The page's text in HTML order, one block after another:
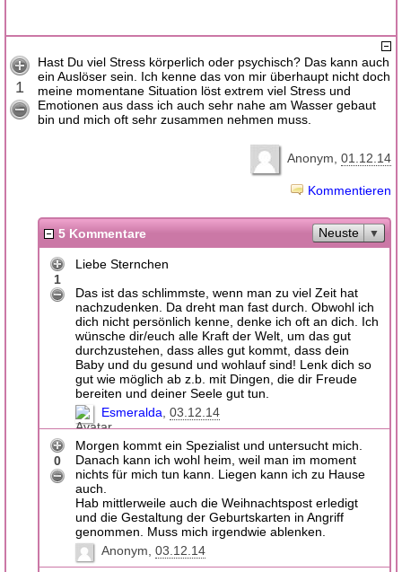
1
Hast Du viel Stress körperlich oder psychisch? Das kann auch
ein Auslöser sein. Ich kenne das von mir überhaupt nicht doch
meine momentane Situation löst extrem viel Stress und
Emotionen aus dass ich auch sehr nahe am Wasser gebaut
bin und mich oft sehr zusammen nehmen muss.
Anonym 01.12.14
Kommentieren
5 Kommentare Neuste
1
Liebe Sternchen
Das ist das schlimmste, wenn man zu viel Zeit hat
nachzudenken. Da dreht man fast durch. Obwohl ich
dich nicht persönlich kenne, denke ich oft an dich. Ich
wünsche dir/euch alle Kraft der Welt, um das gut
durchzustehen, dass alles gut kommt, dass dein
Baby und du gesund und wohlauf sind! Lenk dich so
gut wie möglich ab z.b. mit Dingen, die dir Freude
bereiten und deiner Seele gut tun.
Esmeralda 03.12.14
0
Morgen kommt ein Spezialist und untersucht mich.
Danach kann ich wohl heim, weil man im moment
nichts für mich tun kann. Liegen kann ich zu Hause
auch.
Hab mittlerweile auch die Weihnachtspost erledigt
und die Gestaltung der Geburtskarten in Angriff
genommen. Muss mich irgendwie ablenken.
Anonym 03.12.14